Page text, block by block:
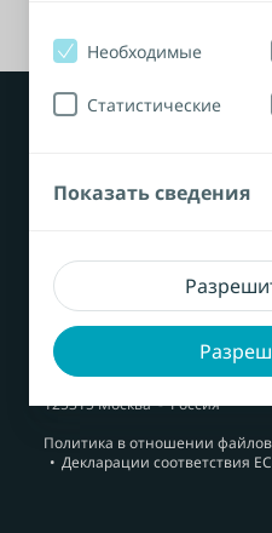
Необходимые
Статистические
Показать сведения
связаться с нами
125315Москва
Россия
Политика в отношении
Декларации соответствия ЕС